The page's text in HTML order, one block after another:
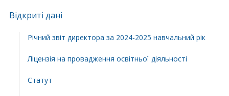
Відкриті дані
Річний звіт директора за 2024-2025 навчальний рік
Ліцензія на провадження освітньої діяльності
Статут